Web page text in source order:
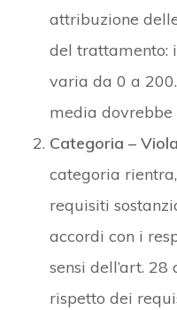
attribuzione
del trattamento:
varia da 0 a
media dovrebbe
Categoria –
categoria
requisiti
accordi con i
sensi dell’art.
rispetto dei